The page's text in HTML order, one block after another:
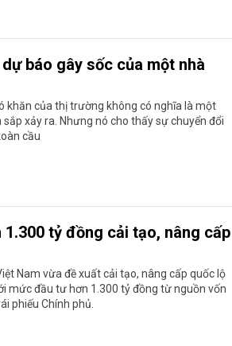
báo gây sốc của một nhà
khăn của thị trường không có nghĩa là một
xảy ra. Nhưng nó cho thấy sự chuyển đổi
cầu
tỷ đồng cải tạo, nâng cấp
Nam vừa đề xuất cải tạo, nâng cấp quốc lộ
mức đầu tư hơn 1.300 tỷ đồng từ nguồn vốn
phiếu Chính phủ.